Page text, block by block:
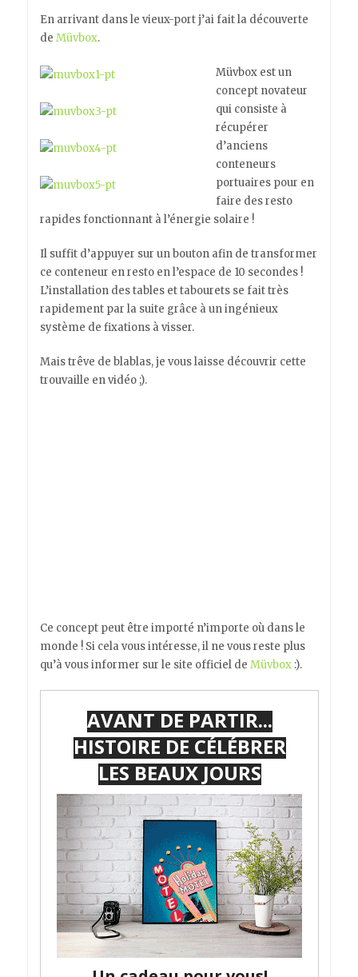
En arrivant dans le vieux-port j’ai fait la découverte
de Müvbox.
Müvbox est un
concept novateur
qui consiste à
récupérer
d’anciens
conteneurs
portuaires pour en
faire des resto
rapides fonctionnant à l’énergie solaire !
Il suffit d’appuyer sur un bouton afin de transformer
ce conteneur en resto en l’espace de 10 secondes !
L’installation des tables et tabourets se fait très
rapidement par la suite grâce à un ingénieux
système de fixations à visser.
Mais trêve de blablas, je vous laisse découvrir cette
trouvaille en vidéo ;).
Ce concept peut être importé n’importe où dans le
monde ! Si cela vous intéresse, il ne vous reste plus
qu’à vous informer sur le site officiel de Müvbox:).